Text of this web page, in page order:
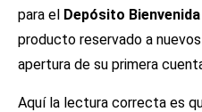
para el Depósito
producto reservado a
apertura de su primera
Aquí la lectura correcta es